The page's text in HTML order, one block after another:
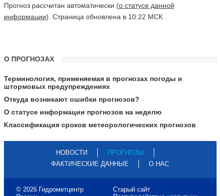
Прогноз рассчитан автоматически (о статусе данной
информации). Страница обновлена в 10:22 МСК
О ПРОГНОЗАХ
Терминология, применяемая в прогнозах погоды и
штормовых предупреждениях
Откуда возникают ошибки прогнозов?
О статусе информации прогнозов на неделю
Классификация сроков метеорологических прогнозов
НОВОСТИ
ПРОГНОЗЫ
ФАКТИЧЕСКИЕ ДАННЫЕ
О НАС
© 2026 Гидрометцентр
Старый сайт